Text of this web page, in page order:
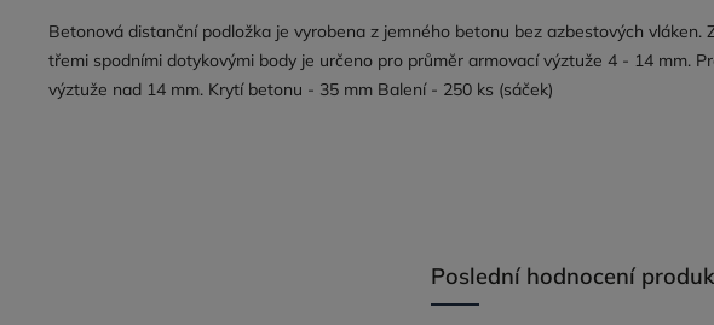
Betonová distanční podložka je vyrobena z jemného betonu bez azbestových
třemi spodními dotykovými body je určeno pro průměr armovací výztuže 4 - 14 mm.
výztuže nad 14 mm. Krytí betonu - 35 mm Balení - 250 ks (sáček)
Poslední hodnocení